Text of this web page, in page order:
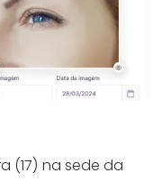
(17) na sede da